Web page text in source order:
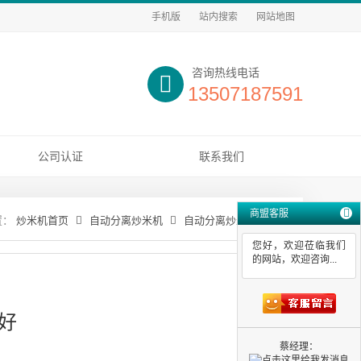
手机版 站内搜索 网站地图
咨询热线电话
13507187591
公司认证 联系我们
炒米机首页 自动分离炒米机 自动分离炒米机哪家好
商盟客服
您好，欢迎莅临我们
的网站，欢迎咨询...
蔡经理：